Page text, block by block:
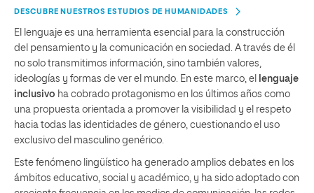
DESCUBRE NUESTROS ESTUDIOS DE HUMANIDADES
El lenguaje es una herramienta esencial para la construcción
del pensamiento y la comunicación en sociedad. A través de él
no solo transmitimos información, sino también valores,
ideologías y formas de ver el mundo. En este marco, el
lenguaje
inclusivo ha cobrado protagonismo en los últimos años como
una propuesta orientada a promover la visibilidad y el respeto
hacia todas las identidades de género, cuestionando el uso
exclusivo del masculino genérico.
Este fenómeno lingüístico ha generado amplios debates en los
ámbitos educativo, social y académico, y ha sido adoptado con